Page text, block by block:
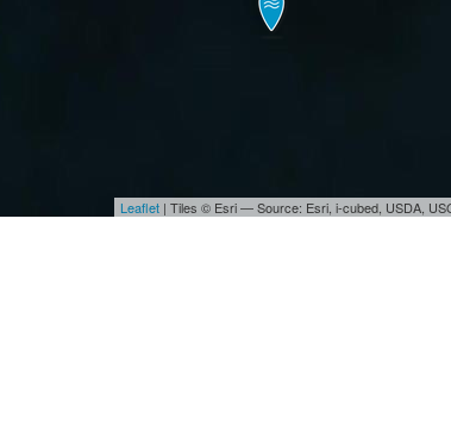
Leaflet | Tiles © Esri — Source: Esri, i-cubed, USDA,